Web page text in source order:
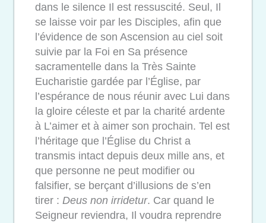
dans le silence Il est ressuscité. Seul, Il
se laisse voir par les Disciples, afin que
l’évidence de son Ascension au ciel soit
suivie par la Foi en Sa présence
sacramentelle dans la Très Sainte
Eucharistie gardée par l’Église, par
l’espérance de nous réunir avec Lui dans
la gloire céleste et par la charité ardente
à L’aimer et à aimer son prochain. Tel est
l’héritage que l’Église du Christ a
transmis intact depuis deux mille ans, et
que personne ne peut modifier ou
falsifier, se berçant d’illusions de s’en
tirer : Deus non irridetur. Car quand le
Seigneur reviendra, Il voudra reprendre